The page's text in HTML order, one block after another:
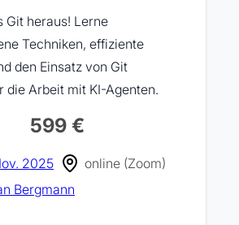
Git heraus! Lerne
Techniken, effiziente
den Einsatz von Git
die Arbeit mit KI-Agenten.
599 €
2025
online (Zoom)
Bergmann